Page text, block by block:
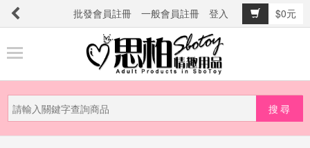
批發會員註冊 一般會員註冊 登入
$0元
品
新